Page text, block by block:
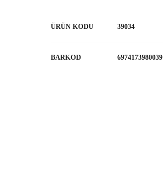
ÜRÜN KODU 39034
BARKOD 6974173980039